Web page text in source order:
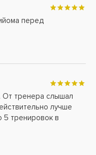
перед
От тренера слышал
лучше
5 тренировок в